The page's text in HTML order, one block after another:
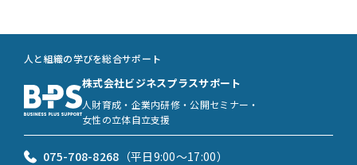
人と組織の学びを総合サポート
株式会社ビジネスプラスサポート
人財育成・企業内研修・公開セミナー・
女性の立体自立支援
075-708-8268 （平日9:00〜17:00）